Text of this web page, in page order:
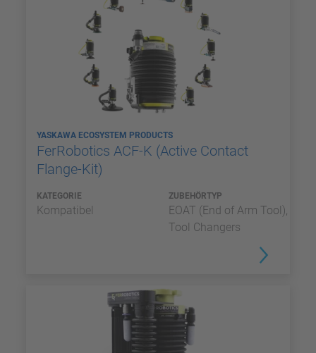
YASKAWA ECOSYSTEM PRODUCTS
FerRobotics ACF-K (Active Contact
Flange-Kit)
KATEGORIE
Kompatibel
ZUBEHÖRTYP
EOAT (End of Arm Tool),
Tool Changers